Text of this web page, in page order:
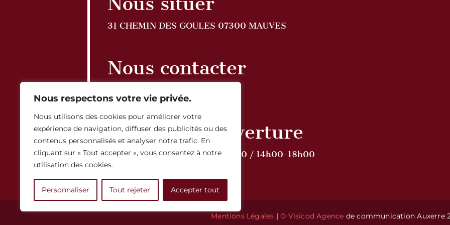
Nous respectons votre vie privée.
Nous utilisons des cookies pour améliorer votre
expérience de navigation, diffuser des publicités ou des
contenus personnalisés et analyser notre trafic. En
cliquant sur « Tout accepter », vous consentez à notre
utilisation des cookies.
Personnaliser Tout rejeter Accepter tout
31 CHEMIN DES GOULES 07300 MAUVES
Nous contacter
Horaires d’ouverture
Lundi au vendredi 09h00-12h00 / 14h00-18h00
Samedi sur RDV
Mentions Légales |© Visicod Agence de communication Auxerre